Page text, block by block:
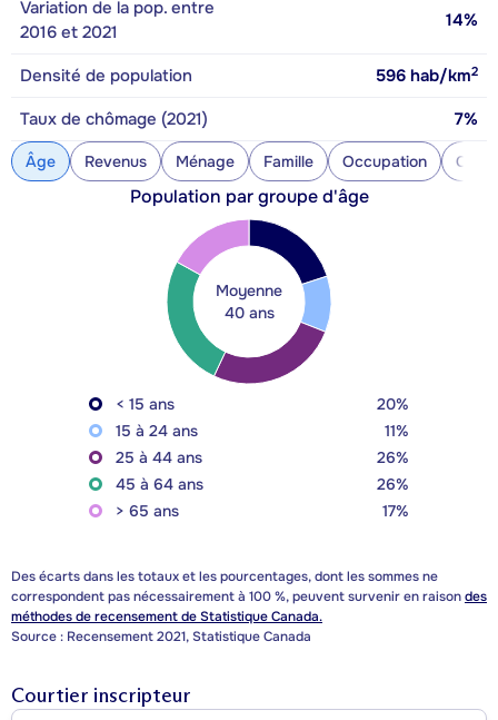
Variation de la pop. entre
2016 et 2021
14%
Densité de population 596 hab/km2
Taux de chômage (2021) 7%
Âge Revenus Ménage Famille Occupation
Population par groupe d'âge
Moyenne
40 ans
< 15 ans
20%
15 à 24 ans
11%
25 à 44 ans
26%
45 à 64 ans
26%
> 65 ans
17%
Des écarts dans les totaux et les pourcentages, dont les sommes ne
correspondent pas nécessairement à 100 %, peuvent survenir en raisondes
méthodes de recensement de Statistique Canada.
Source : Recensement 2021, Statistique Canada
Courtier inscripteur